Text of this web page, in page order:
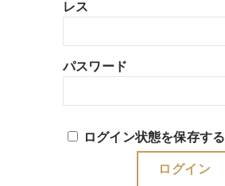
レス
パスワード
ログイン状態を保存する